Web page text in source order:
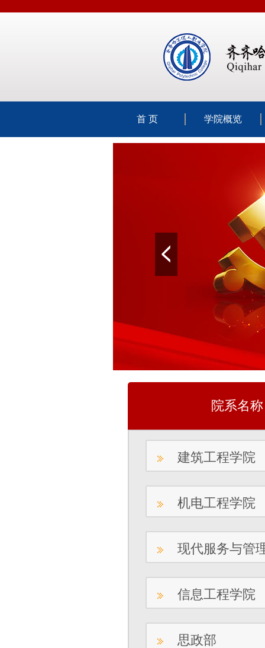
首 页 学院概览
院系名称
建筑工程学院
机电工程学院
现代服务与管
信息工程学院
思政部